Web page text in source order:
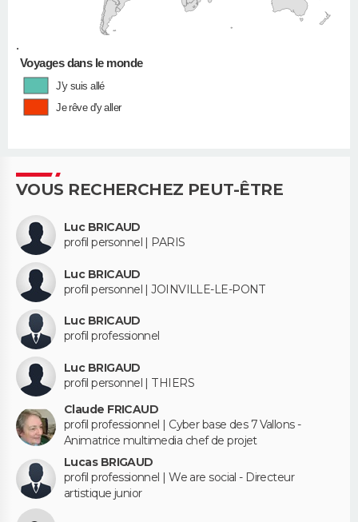
•
Voyages dans le monde
J'y suis allé
Je rêve d'y aller
VOUS RECHERCHEZ PEUT-ÊTRE
Luc BRICAUD
profil personnel | PARIS
Luc BRICAUD
profil personnel | JOINVILLE-LE-PONT
Luc BRICAUD
profil professionnel
Luc BRIGAUD
profil personnel | THIERS
Claude FRICAUD
profil professionnel | Cyber base des 7 Vallons -
Animatrice multimedia chef de projet
Lucas BRIGAUD
profil professionnel | We are social - Directeur
artistique junior